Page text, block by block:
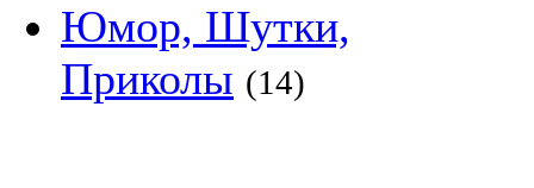
Юмор, Шутки,
Приколы (14)